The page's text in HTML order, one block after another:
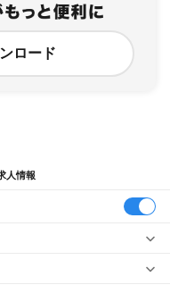
ロード
人情報